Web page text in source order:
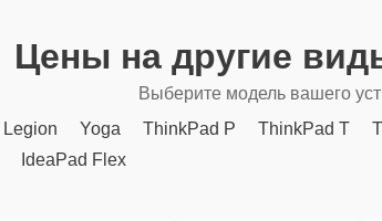
Цены на другие
Выберите модель вашего
Legion Yoga ThinkPad P ThinkPad T
IdeaPad Flex